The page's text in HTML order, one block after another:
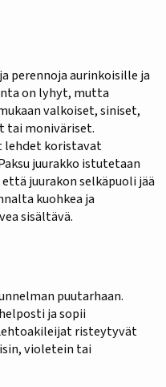
perennoja aurinkoisille ja
on lyhyt, mutta
valkoiset, siniset,
tai moniväriset.
lehdet koristavat
juurakko istutetaan
juurakon selkäpuoli jää
kuohkea ja
sisältävä.
puutarhaan.
ja sopii
risteytyvät
violetein tai